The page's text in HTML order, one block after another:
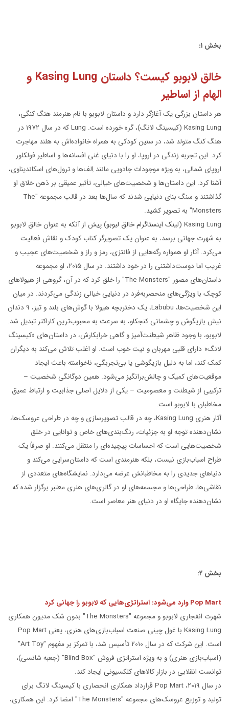
بخش ۱:
خالق لابوبو کیست؟ داستان Kasing Lung و
الهام از اساطیر
هر داستان بزرگی یک آغازگر دارد و داستان لابوبو با نام هنرمند هنگ کنگی،
Kasing Lung (کیسینگ لانگ)، گره خورده است. Lung که در سال ۱۹۷۲ در
هنگ کنگ متولد شد، در سنین کودکی به همراه خانواده‌اش به هلند مهاجرت
کرد. این تجربه زندگی در اروپا، او را با دنیای غنی افسانه‌ها و اساطیر فولکلور
اروپای شمالی، به ویژه موجودات جادویی مانند اِلف‌ها و ترول‌های اسکاندیناوی،
آشنا کرد. این داستان‌ها و شخصیت‌های خیالی، تأثیر عمیقی بر ذهن خلاق او
گذاشتند و سنگ بنای دنیایی شدند که سال‌ها بعد در قالب مجموعه "The
Monsters" به تصویر کشید.
Kasing Lung ( لینک اینستاگرام خالق لبوبو) پیش از آنکه به عنوان خالق لابوبو
به شهرت جهانی برسد، به عنوان یک تصویرگر کتاب کودک و نقاش فعالیت
می‌کرد. آثار او همواره رگه‌هایی از فانتزی، رمز و راز و شخصیت‌های عجیب و
غریب اما دوست‌داشتنی را در خود داشتند. در سال ۲۰۱۵، او مجموعه
داستان‌های مصور "The Monsters" را خلق کرد که در آن، گروهی از هیولاهای
کوچک با ویژگی‌های منحصربه‌فرد در دنیایی خیالی زندگی می‌کردند. در میان
این شخصیت‌ها، Labubu، یک دختربچه هیولا با گوش‌های بلند و تیز، ۹ دندان
نیش بازیگوش و چشمانی کنجکاو، به سرعت به محبوب‌ترین کاراکتر تبدیل شد.
لابوبو، با وجود ظاهر شیطنت‌آمیز و گاهی خرابکارش، در داستان‌های «کیسینگ
لانگ» دارای قلبی مهربان و نیت خوب است. او اغلب تلاش می‌کند به دیگران
کمک کند، اما به دلیل بازیگوشی یا بی‌تجربگی، ناخواسته باعث ایجاد
موقعیت‌های کمیک و چالش‌برانگیز می‌شود. همین دوگانگی شخصیت –
ترکیبی از شیطنت و معصومیت – یکی از دلایل اصلی جذابیت و ارتباط عمیق
مخاطبان با لابوبو است.
آثار هنری Kasing Lung، چه در قالب تصویرسازی و چه در طراحی عروسک‌ها،
نشان‌دهنده توجه او به جزئیات، رنگ‌بندی‌های خاص و توانایی در خلق
شخصیت‌هایی است که احساسات پیچیده‌ای را منتقل می‌کنند. او صرفاً یک
طراح اسباب‌بازی نیست، بلکه هنرمندی است که داستان‌سرایی می‌کند و
دنیاهای جدیدی را به مخاطبانش عرضه می‌دارد. نمایشگاه‌های متعددی از
نقاشی‌ها، طراحی‌ها و مجسمه‌های او در گالری‌های هنری معتبر برگزار شده که
نشان‌دهنده جایگاه او در دنیای هنر معاصر است.
بخش ۲:
Pop Mart وارد می‌شود: استراتژی‌هایی که لابوبو را جهانی کرد
شهرت انفجاری لابوبو و مجموعه "The Monsters" بدون شک مدیون همکاری
Kasing Lung با غول چینی صنعت اسباب‌بازی‌های هنری، یعنی Pop Mart
است. این شرکت که در سال ۲۰۱۰ تأسیس شد، با تمرکز بر مفهوم "Art Toy"
(اسباب‌بازی هنری) و به ویژه استراتژی فروش "Blind Box" (جعبه شانسی)،
توانست انقلابی در بازار کالاهای کلکسیونی ایجاد کند.
در سال ۲۰۱۹، Pop Mart قرارداد همکاری انحصاری با کیسینگ لانگ برای
تولید و توزیع عروسک‌های مجموعه "The Monsters" امضا کرد. این همکاری،